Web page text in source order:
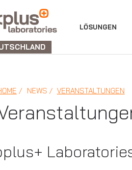
LÖSUNGEN
NEWS VERANSTALTUNGEN